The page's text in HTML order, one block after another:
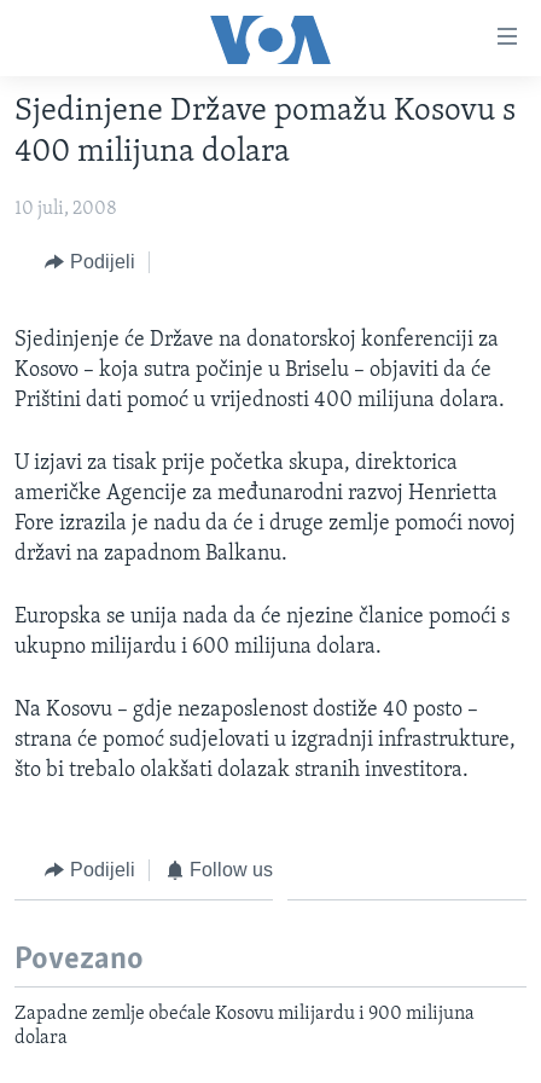
glavni
sadržaj
na
navigaciju
na
pretragu
TV PROGRAM
FOTOGRAFIJE DANA
VIJESTI
BOSNA I HERCEGOVINA
SVIJET
SPECIJALNI PROJEKTI
KORUPCIJA
ŽENSKA STRANA
IZBJEGLIČKA STRANA
MAGAZIN
O GLASU AMERIKE
PRATITE NAS
Sjedinjene Države pomažu Kosovu s
400 milijuna dolara
10 juli, 2008
Podijeli
Sjedinjenje će Države na donatorskoj konferenciji za
Kosovo – koja sutra počinje u Briselu – objaviti da će
Prištini dati pomoć u vrijednosti 400 milijuna dolara.
U izjavi za tisak prije početka skupa, direktorica
američke Agencije za međunarodni razvoj Henrietta
Fore izrazila je nadu da će i druge zemlje pomoći novoj
državi na zapadnom Balkanu.
Europska se unija nada da će njezine članice pomoći s
ukupno milijardu i 600 milijuna dolara.
Na Kosovu – gdje nezaposlenost dostiže 40 posto –
strana će pomoć sudjelovati u izgradnji infrastrukture,
što bi trebalo olakšati dolazak stranih investitora.
Podijeli Follow us
Povezano
Zapadne zemlje obećale Kosovu milijardu i 900 milijuna
dolara